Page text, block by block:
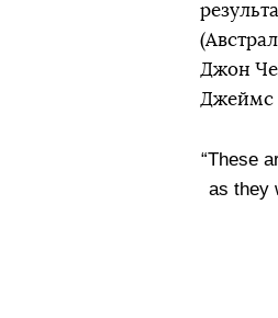
Джон
Джеймс
“These
as they